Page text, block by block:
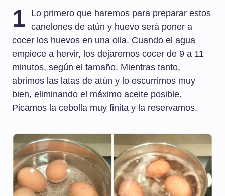
1
Lo primero que haremos para preparar estos
canelones de atún y huevo será poner a
cocer los huevos en una olla. Cuando el agua
empiece a hervir, los dejaremos cocer de 9 a 11
minutos, según el tamaño. Mientras tanto,
abrimos las latas de atún y lo escurrimos muy
bien, eliminando el máximo aceite posible.
Picamos la cebolla muy finita y la reservamos.